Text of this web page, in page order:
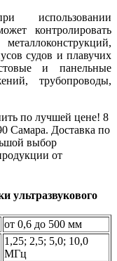
использовании
контролировать
судов и плавучих
и панельные
трубопроводы,
по лучшей цене! 8
Самара. Доставка по
выбор
от
ультразвукового
от 0,6 до 500 мм
1,25; 2,5; 5,0; 10,0
МГц